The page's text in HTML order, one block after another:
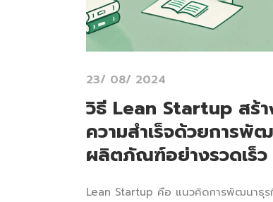
23/ 08/ 2024
วิธี Lean Startup สร้
ความสำเร็จด้วยการพั
ผลิตภัณฑ์อย่างรวดเร็ว
Lean Startup คือ แนวคิดการพัฒนาธุร